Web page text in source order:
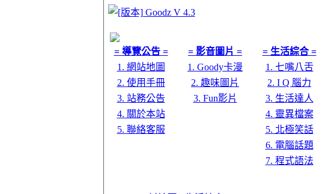
= 導覽公告 = = 影音圖片 = = 生活綜合 =
1. 網站地圖
1. Goody卡漫 1. 七嘴八舌
2. 使用手冊
2. 趣味圖片 2. I Q 腦力
3. 站務公告
3. Fun影片 3. 生活達人
4. 關於本站
4. 靈異檔案
5. 聯絡客服
5. 北極笑話
6. 電腦話題
7. 程式語法